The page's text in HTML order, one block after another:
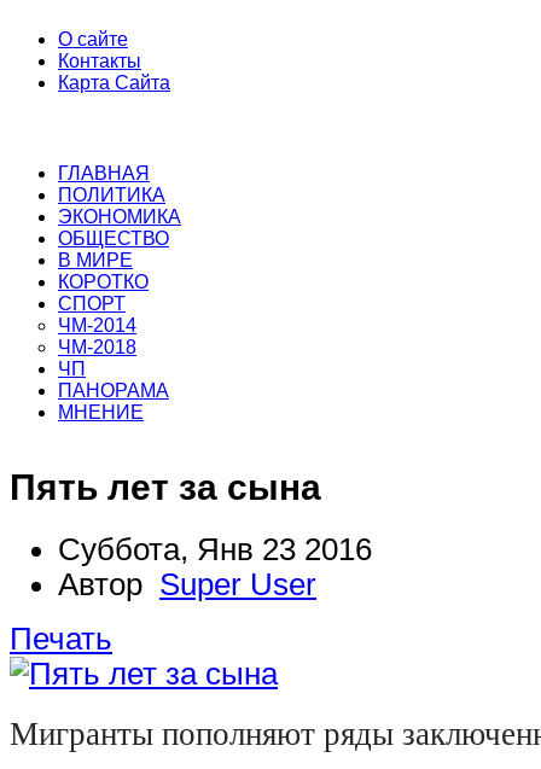
О сайте
Контакты
Карта Сайта
ГЛАВНАЯ
ПОЛИТИКА
ЭКОНОМИКА
ОБЩЕСТВО
В МИРЕ
КОРОТКО
СПОРТ
ЧМ-2014
ЧМ-2018
ЧП
ПАНОРАМА
МНЕНИЕ
Пять лет за сына
Суббота, Янв 23 2016
Автор Super User
Печать
Мигранты пополняют ряды